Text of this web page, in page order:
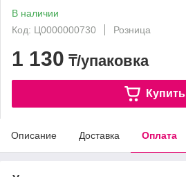
В наличии
Код: Ц0000000730
Розница
1 130 ₸/упаковка
Купить
Описание Доставка Оплата